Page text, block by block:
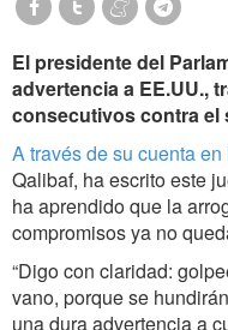
El presidente del
advertencia a EE.UU.,
consecutivos contra el
A través de su cuenta
Qalibaf, ha escrito este
ha aprendido que la
compromisos ya no
“Digo con claridad:
vano, porque se
una dura advertencia a